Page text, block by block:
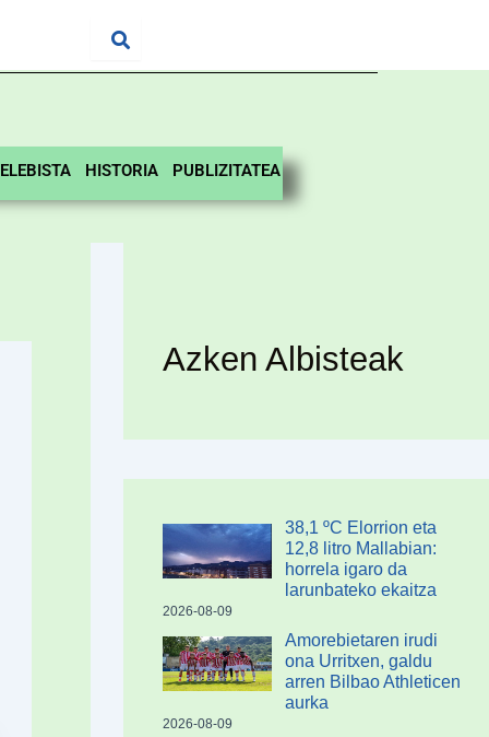
HISTORIA PUBLIZITATEA
Azken Albisteak
38,1 ºC Elorrion eta
12,8 litro Mallabian:
horrela igaro da
larunbateko ekaitza
2026-08-09
Amorebietaren irudi
ona Urritxen, galdu
arren Bilbao Athleticen
aurka
2026-08-09